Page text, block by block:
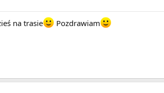
na trasie Pozdrawiam